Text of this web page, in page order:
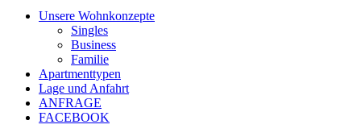
Unsere Wohnkonzepte
Singles
Business
Familie
Apartmenttypen
Lage und Anfahrt
ANFRAGE
FACEBOOK